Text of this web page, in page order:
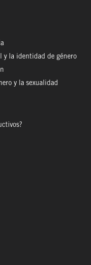
y la identidad de género
y la sexualidad